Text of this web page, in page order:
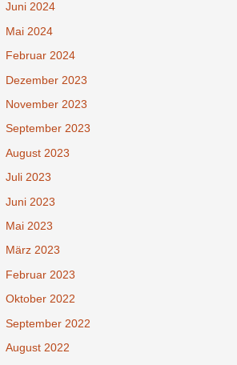
Juni 2024
Mai 2024
Februar 2024
Dezember 2023
November 2023
September 2023
August 2023
Juli 2023
Juni 2023
Mai 2023
März 2023
Februar 2023
Oktober 2022
September 2022
August 2022